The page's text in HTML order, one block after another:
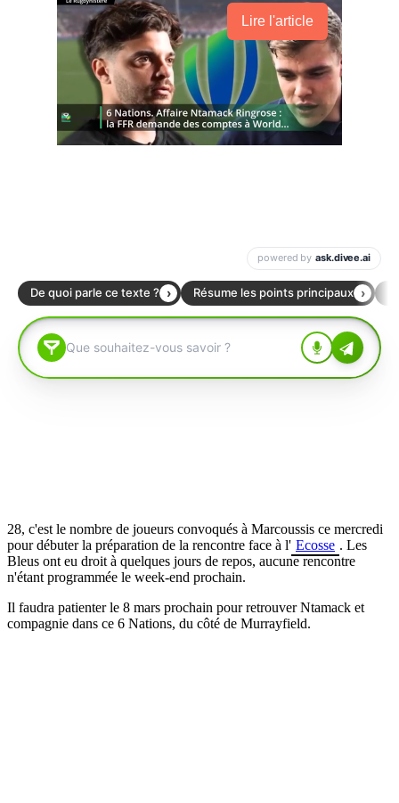
Lire l'article
28, c'est le nombre de joueurs convoqués à Marcoussis ce mercredi
pour débuter la préparation de la rencontre face à l' Ecosse . Les
Bleus ont eu droit à quelques jours de repos, aucune rencontre
n'étant programmée le week-end prochain.
Il faudra patienter le 8 mars prochain pour retrouver Ntamack et
compagnie dans ce 6 Nations, du côté de Murrayfield.